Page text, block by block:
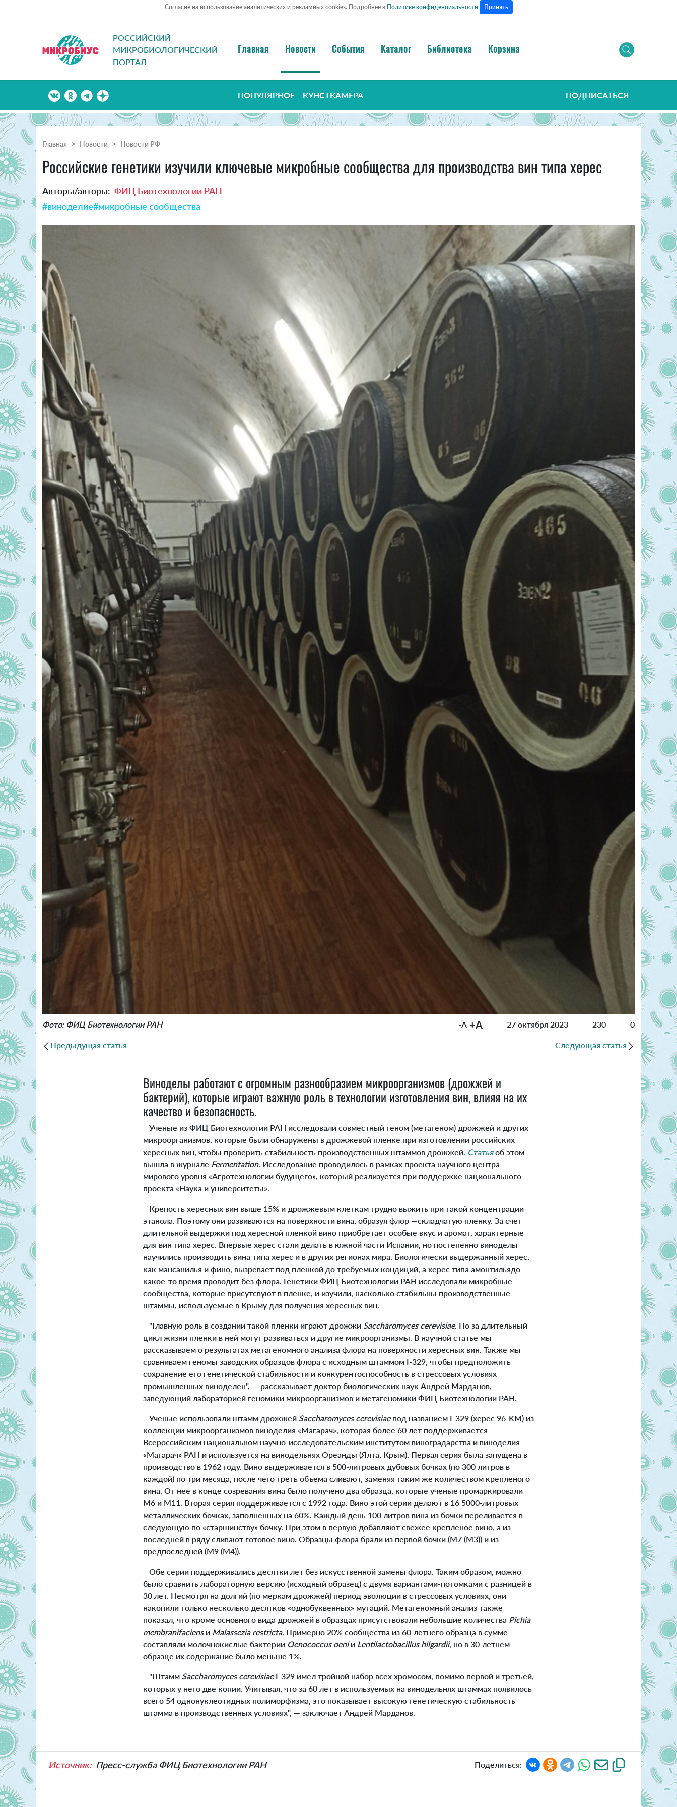
Согласие на использование аналитических и рекламных cookies. Подробнее в Политике конфиденциальности Принять
РОССИЙСКИЙ
МИКРОБИОЛОГИЧЕСКИЙ
ПОРТАЛ
Главная Новости События Каталог Библиотека Корзина
ПОПУЛЯРНОЕ КУНСТКАМЕРА ПОДПИСАТЬСЯ
Главная Новости Новости РФ
Российские генетики изучили ключевые микробные сообщества для производства вин типа херес
Авторы/авторы: ФИЦ Биотехнологии РАН
#виноделие#микробные сообщества
Фото: ФИЦ Биотехнологии РАН -A +A 27 октября 2023 230 0
Предыдущая статья Следующая статья
Виноделы работают с огромным разнообразием микроорганизмов (дрожжей и
бактерий), которые играют важную роль в технологии изготовления вин, влияя на их
качество и безопасность.
Ученые из ФИЦ Биотехнологии РАН исследовали совместный геном (метагеном) дрожжей и других
микроорганизмов, которые были обнаружены в дрожжевой пленке при изготовлении российских
хересных вин, чтобы проверить стабильность производственных штаммов дрожжей. Статьяоб этом
вышла в журнале Fermentation. Исследование проводилось в рамках проекта научного центра
мирового уровня «Агротехнологии будущего», который реализуется при поддержке национального
проекта «Наука и университеты».
Крепость хересных вин выше 15% и дрожжевым клеткам трудно выжить при такой концентрации
этанола. Поэтому они развиваются на поверхности вина, образуя флор —складчатую пленку. За счет
длительной выдержки под хересной пленкой вино приобретает особые вкус и аромат, характерные
для вин типа херес. Впервые херес стали делать в южной части Испании, но постепенно виноделы
научились производить вина типа херес и в других регионах мира. Биологически выдержанный херес,
как мансанилья и фино, вызревает под пленкой до требуемых кондиций, а херес типа амонтильядо
какое-то время проводит без флора. Генетики ФИЦ Биотехнологии РАН исследовали микробные
сообщества, которые присутсвуют в пленке, и изучили, насколько стабильны производственные
штаммы, используемые в Крыму для получения хересных вин.
"Главную роль в создании такой пленки играют дрожжи Saccharomyces cerevisiae. Но за длительный
цикл жизни пленки в ней могут развиваться и другие микроорганизмы. В научной статье мы
рассказываем о результатах метагеномного анализа флора на поверхности хересных вин. Также мы
сравниваем геномы заводских образцов флора с исходным штаммом I-329, чтобы предположить
сохранение его генетической стабильности и конкурентоспособность в стрессовых условиях
промышленных виноделен", — рассказывает доктор биологических наук Андрей Марданов,
заведующий лабораторией геномики микроорганизмов и метагеномики ФИЦ Биотехнологии РАН.
Ученые использовали штамм дрожжей Saccharomyces cerevisiaeпод названием I-329 (херес 96-KM) из
коллекции микроорганизмов виноделия «Магарач», которая более 60 лет поддерживается
Всероссийским национальном научно-исследовательским институтом виноградарства и виноделия
«Магарач» РАН и используется на винодельнях Ореанды (Ялта, Крым). Первая серия была запущена в
производство в 1962 году. Вино выдерживается в 500-литровых дубовых бочках (по 300 литров в
каждой) по три месяца, после чего треть объема сливают, заменяя таким же количеством крепленого
вина. От нее в конце созревания вина было получено два образца, которые ученые промаркировали
M6 и M11. Вторая серия поддерживается с 1992 года. Вино этой серии делают в 16 5000-литровых
металлических бочках, заполненных на 60%. Каждый день 100 литров вина из бочки переливается в
следующую по «старшинству» бочку. При этом в первую добавляют свежее крепленое вино, а из
последней в ряду сливают готовое вино. Образцы флора брали из первой бочки (M7 (M3)) и из
предпоследней (M9 (M4)).
Обе серии поддерживались десятки лет без искусственной замены флора. Таким образом, можно
было сравнить лабораторную версию (исходный образец) с двумя вариантами-потомками с разницей в
30 лет. Несмотря на долгий (по меркам дрожжей) период эволюции в стрессовых условиях, они
накопили только несколько десятков «однобуквенных» мутаций. Метагеномный анализ также
показал, что кроме основного вида дрожжей в образцах присутствовали небольшие количества Pichia
membranifaciens и Malassezia restricta. Примерно 20% сообщества из 60-летнего образца в сумме
составляли молочнокислые бактерии Oenococcus oeniи Lentilactobacillus hilgardii, но в 30-летнем
образце их содержание было меньше 1%.
"Штамм Saccharomyces cerevisiaeI-329 имел тройной набор всех хромосом, помимо первой и третьей,
которых у него две копии. Учитывая, что за 60 лет в используемых на винодельнях штаммах появилось
всего 54 однонуклеотидных полиморфизма, это показывает высокую генетическую стабильность
штамма в производственных условиях", — заключает Андрей Марданов.
Источник: Пресс-служба ФИЦ Биотехнологии РАН Поделиться: